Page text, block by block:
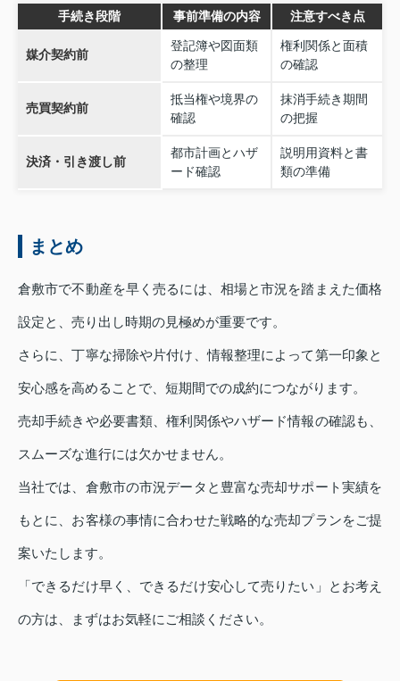
手続き段階 事前準備の内容 注意すべき点
媒介契約前
登記簿や図面類
の整理
権利関係と面積
の確認
売買契約前
抵当権や境界の
確認
抹消手続き期間
の把握
決済・引き渡し前
都市計画とハザ
ード確認
説明用資料と書
類の準備
まとめ
倉敷市で不動産を早く売るには、相場と市況を踏まえた価格
設定と、売り出し時期の見極めが重要です。
さらに、丁寧な掃除や片付け、情報整理によって第一印象と
安心感を高めることで、短期間での成約につながります。
売却手続きや必要書類、権利関係やハザード情報の確認も、
スムーズな進行には欠かせません。
当社では、倉敷市の市況データと豊富な売却サポート実績を
もとに、お客様の事情に合わせた戦略的な売却プランをご提
案いたします。
「できるだけ早く、できるだけ安心して売りたい」とお考え
の方は、まずはお気軽にご相談ください。